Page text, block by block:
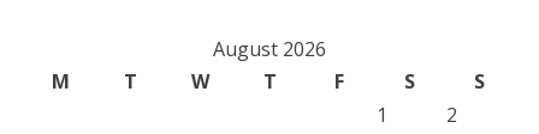
August 2026
M
T W T F S
S
1
2